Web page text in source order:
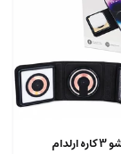
شارژر بی سیم تاشو 3 کاره ارلدام